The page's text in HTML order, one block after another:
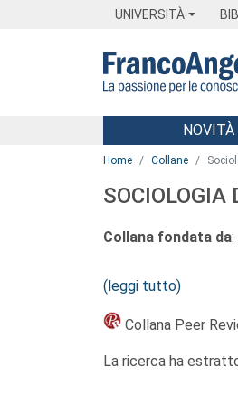
UNIVERSITÀ
Menu
NOVITÀ
Home Collane
SOCIOLOGIA
Collana fondata da
Comitato di
(leggi tutto)
Collana Peer
La ricerca ha